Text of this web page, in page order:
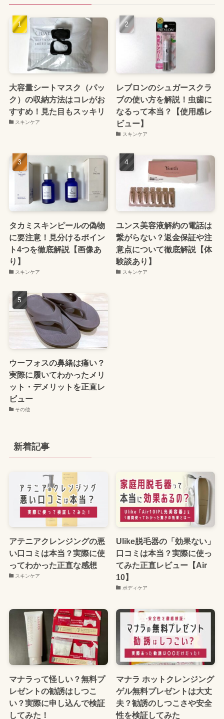
大容量シートマスク（パッ
ク）の収納方法はコレがお
すすめ！見た目もスッキリ
スキンケア
レブロンのシュガースクラ
ブの使い方を解説！虫歯に
なるって本当？【使用感レ
ビュー】
スキンケア
タカミスキンピールの偽物
に要注意！見分けるポイン
ト4つを徹底解説【画像あ
り】
スキンケア
ユンス美容液解約の電話は
繋がらない？返金保証や注
意点について徹底解説【体
験談あり】
スキンケア
ウーフォスの鼻緒は痛い？
実際に履いてわかったメリ
ット・デメリットを正直レ
ビュー
その他
新着記事
アテニアクレンジングの悪
い口コミは本当？実際に使
ってわかった正直な感想
スキンケア
Ulike脱毛器の「効果ない」
口コミは本当？実際に使っ
てみた正直レビュー【Air
10】
ボディケア
マナラって怪しい？無料プ
レゼントの勧誘はしつこ
い？実際に申し込んで検証
してみた！
マナラ ホットクレンジング
ゲル無料プレゼントは大丈
夫？勧誘のしつこさや安全
性を検証してみた